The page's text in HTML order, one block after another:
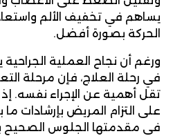
يساهم في تخفيف الألم
الحركة بصورة أفضل.
ورغم أن نجاح العملية
في رحلة العلاج، فإن مرحلة
تقل أهمية عن الإجراء نفسه. إذ
على التزام المريض بإرشادات ما
في مقدمتها الجلوس الصحيح